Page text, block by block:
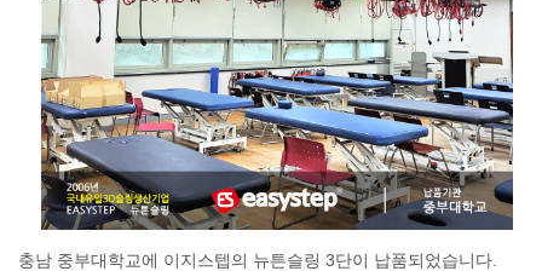
충남 중부대학교에 이지스텝의 뉴튼슬링 3단이 납품되었습니다.